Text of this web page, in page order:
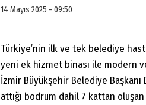
14 Mayıs 2025 - 09:50
Türkiye’nin ilk ve tek belediye
yeni ek hizmet binası ile modern
İzmir Büyükşehir Belediye
attığı bodrum dahil 7 kattan